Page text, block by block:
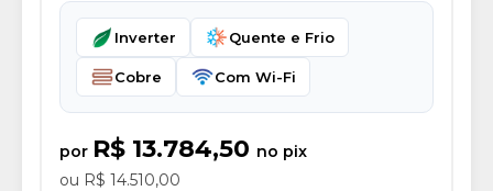
Inverter Quente e Frio
Cobre Com Wi-Fi
por R$ 13.784,50 no pix
ou R$ 14.510,00